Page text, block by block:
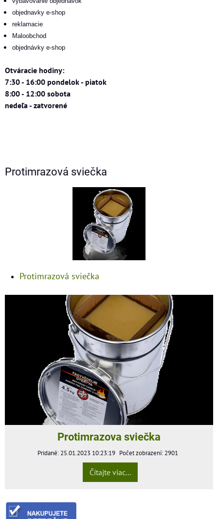
objednavky e-shop
reklamacie
Maloobchod
objednávky e-shop
Otváracie hodiny:
7:30 - 16:00 pondelok - piatok
8:00 - 12:00 sobota
nedeľa - zatvorené
Protimrazová sviečka
Protimrazová sviečka
Protimrazova sviečka
Pridané: 25.01.2023 10:23:19 Počet zobrazení: 2901
Čítajte viac...